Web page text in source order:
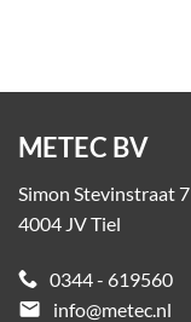
METEC BV
Simon Stevinstraat 7
4004 JV Tiel
0344 - 619560
email
info@metec.nl